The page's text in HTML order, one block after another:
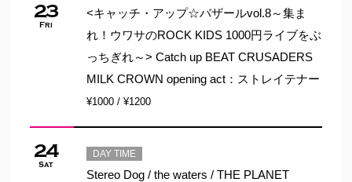
23
Fri
<キャッチ・アップ☆バザールvol.8～集ま
れ！ウワサのROCK KIDS 1000円ライブをぶ
っちぎれ～> Catch up BEAT CRUSADERS
MILK CROWN opening act：ストレイテナー
¥1000 / ¥1200
24
Sat
DAY TIME
Stereo Dog / the waters / THE PLANET